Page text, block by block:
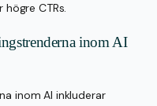
CTRs.
inom AI
inom AI inkluderar